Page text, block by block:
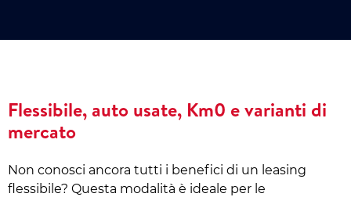
Flessibile, auto usate, Km0 e varianti di
mercato
Non conosci ancora tutti i benefici di un leasing
flessibile? Questa modalità è ideale per le